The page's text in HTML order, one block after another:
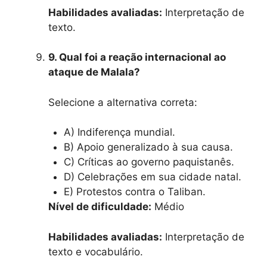
Habilidades avaliadas: Interpretação de
texto.
9. Qual foi a reação internacional ao
ataque de Malala?
Selecione a alternativa correta:
A) Indiferença mundial.
B) Apoio generalizado à sua causa.
C) Críticas ao governo paquistanês.
D) Celebrações em sua cidade natal.
E) Protestos contra o Taliban.
Nível de dificuldade: Médio
Habilidades avaliadas: Interpretação de
texto e vocabulário.